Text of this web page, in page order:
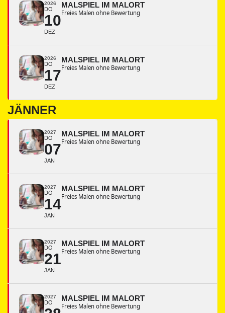
2026
DO
10
DEZ
MALSPIEL IM MALORT
Freies Malen ohne Bewertung
2026
DO
17
DEZ
MALSPIEL IM MALORT
Freies Malen ohne Bewertung
JÄNNER
2027
DO
07
JAN
MALSPIEL IM MALORT
Freies Malen ohne Bewertung
2027
DO
14
JAN
MALSPIEL IM MALORT
Freies Malen ohne Bewertung
2027
DO
21
JAN
MALSPIEL IM MALORT
Freies Malen ohne Bewertung
2027
DO MALSPIEL IM MALORT
Freies Malen ohne Bewertung